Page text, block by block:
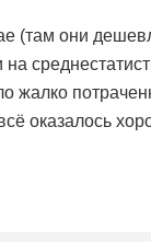
(там они
жалко
оказалось